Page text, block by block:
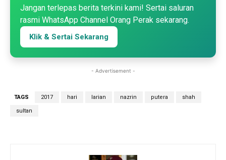
Jangan terlepas berita terkini kami! Sertai saluran
rasmi WhatsApp Channel Orang Perak sekarang.
Klik & Sertai Sekarang
- Advertisement -
TAGS 2017 hari larian nazrin putera shah
sultan